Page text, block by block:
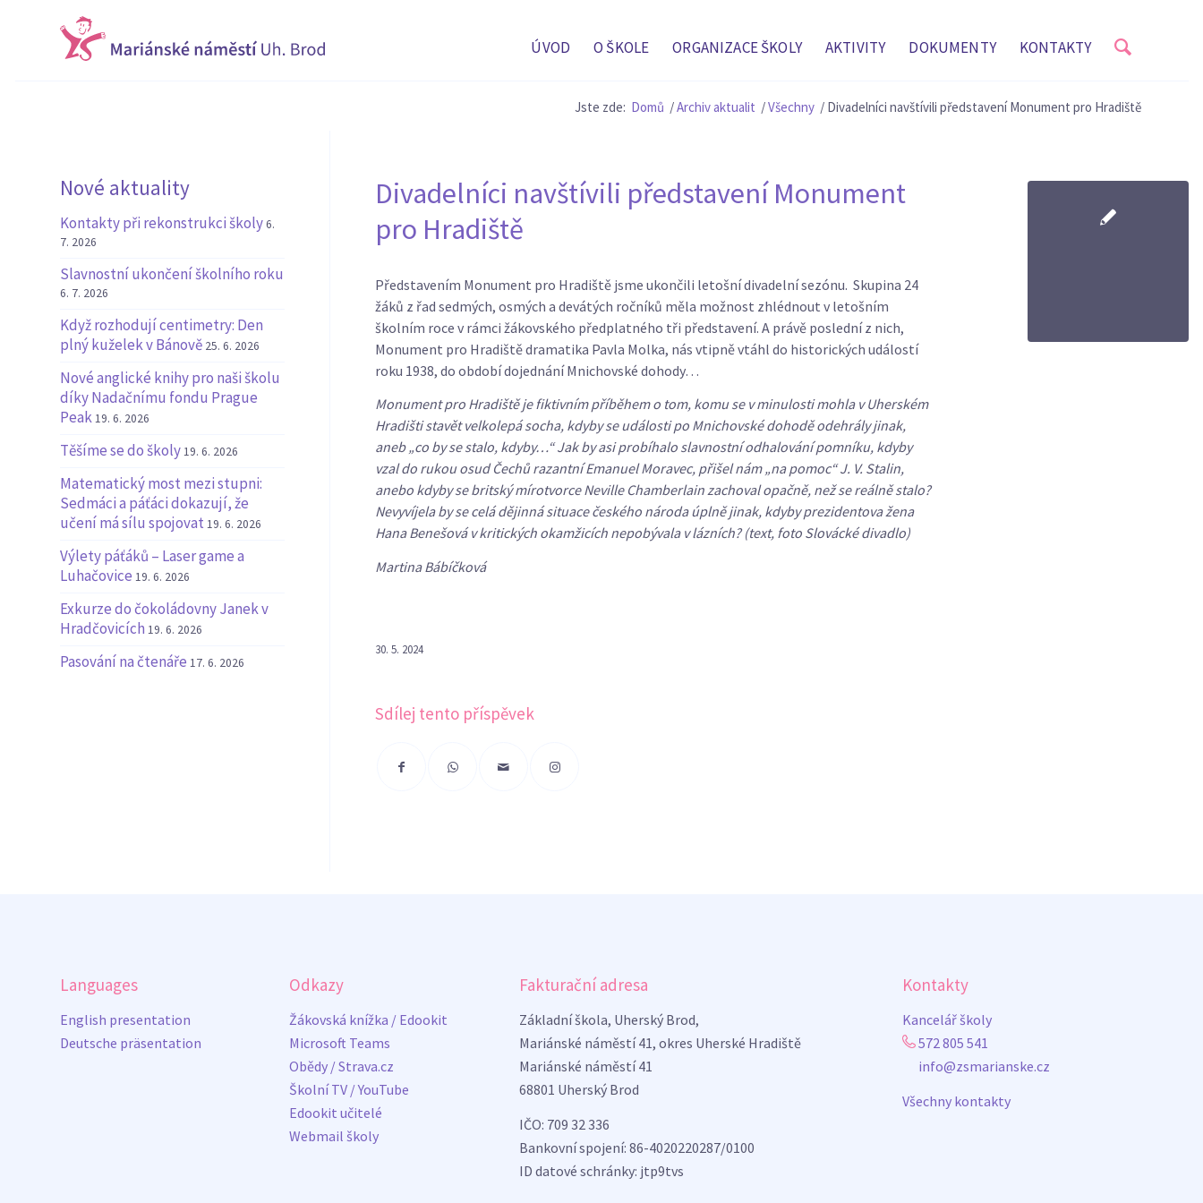
ÚVOD O ŠKOLE ORGANIZACE ŠKOLY AKTIVITY DOKUMENTY KONTAKTY
Jste zde: Domů /Archiv aktualit /Všechny / Divadelníci navštívili představení Monument pro Hradiště
Divadelníci navštívili představení Monument
pro Hradiště
Představením Monument pro Hradiště jsme ukončili letošní divadelní sezónu. Skupina 24
žáků z řad sedmých, osmých a devátých ročníků měla možnost zhlédnout v letošním
školním roce v rámci žákovského předplatného tři představení. A právě poslední z nich,
Monument pro Hradiště dramatika Pavla Molka, nás vtipně vtáhl do historických událostí
roku 1938, do období dojednání Mnichovské dohody…
Monument pro Hradiště je fiktivním příběhem o tom, komu se v minulosti mohla v Uherském
Hradišti stavět velkolepá socha, kdyby se události po Mnichovské dohodě odehrály jinak,
aneb „co by se stalo, kdyby…“ Jak by asi probíhalo slavnostní odhalování pomníku, kdyby
vzal do rukou osud Čechů razantní Emanuel Moravec, přišel nám „na pomoc“ J. V. Stalin,
anebo kdyby se britský mírotvorce Neville Chamberlain zachoval opačně, než se reálně stalo?
Nevyvíjela by se celá dějinná situace českého národa úplně jinak, kdyby prezidentova žena
Hana Benešová v kritických okamžicích nepobývala v lázních? (text, foto Slovácké divadlo)
Martina Bábíčková
30. 5. 2024
Sdílej tento příspěvek
Nové aktuality
Kontakty při rekonstrukci školy 6.
7. 2026
Slavnostní ukončení školního roku
6. 7. 2026
Když rozhodují centimetry: Den
plný kuželek v Bánově 25. 6. 2026
Nové anglické knihy pro naši školu
díky Nadačnímu fondu Prague
Peak 19. 6. 2026
Těšíme se do školy 19. 6. 2026
Matematický most mezi stupni:
Sedmáci a páťáci dokazují, že
učení má sílu spojovat 19. 6. 2026
Výlety páťáků – Laser game a
Luhačovice 19. 6. 2026
Exkurze do čokoládovny Janek v
Hradčovicích 19. 6. 2026
Pasování na čtenáře 17. 6. 2026
Languages
English presentation
Deutsche präsentation
Odkazy
Žákovská knížka / Edookit
Microsoft Teams
Obědy / Strava.cz
Školní TV / YouTube
Edookit učitelé
Webmail školy
Fakturační adresa
Základní škola, Uherský Brod,
Mariánské náměstí 41, okres Uherské Hradiště
Mariánské náměstí 41
68801 Uherský Brod
IČO: 709 32 336
Bankovní spojení: 86-4020220287/0100
ID datové schránky: jtp9tvs
Kontakty
Kancelář školy
572 805 541
info@zsmarianske.cz
Všechny kontakty